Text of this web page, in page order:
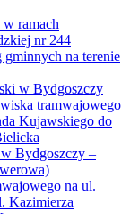
ramach
nr 244
na terenie
w Bydgoszczy
tramwajowego
Kujawskiego do
Bydgoszczy –
na ul.
Kazimierza